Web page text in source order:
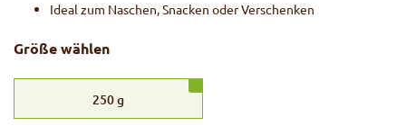
Ideal zum Naschen, Snacken oder Verschenken
Größe wählen
250g